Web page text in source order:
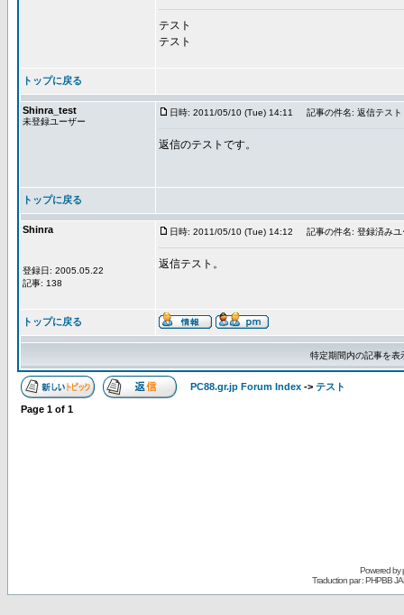
テスト
テスト
トップに戻る
Shinra_test
未登録ユーザー
日時: 2011/05/10 (Tue) 14:11 記事の件名: 返信テスト
返信のテストです。
トップに戻る
Shinra
登録日: 2005.05.22
記事: 138
日時: 2011/05/10 (Tue) 14:12 記事の件名: 登録済みユ
返信テスト。
トップに戻る
特定期間内の記事を
PC88.gr.jp Forum Index -> テスト
Page 1 of 1
Powered by
Traduction par : PHPBB